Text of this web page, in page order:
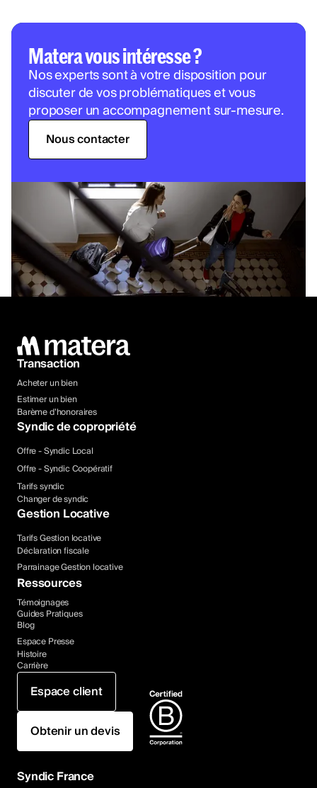
Matera vous intéresse ?
Nos experts sont à votre disposition pour
discuter de vos problématiques et vous
proposer un accompagnement sur-mesure.
Nous contacter
Transaction
Acheter un bien
Estimer un bien
Barème d’honoraires
Syndic de copropriété
Offre - Syndic Local
Offre - Syndic Coopératif
Tarifs syndic
Changer de syndic
Gestion Locative
Tarifs Gestion locative
Déclaration fiscale
Parrainage Gestion locative
Ressources
Témoignages
Guides Pratiques
Blog
Espace Presse
Histoire
Carrière
Espace client
Obtenir un devis
Syndic France